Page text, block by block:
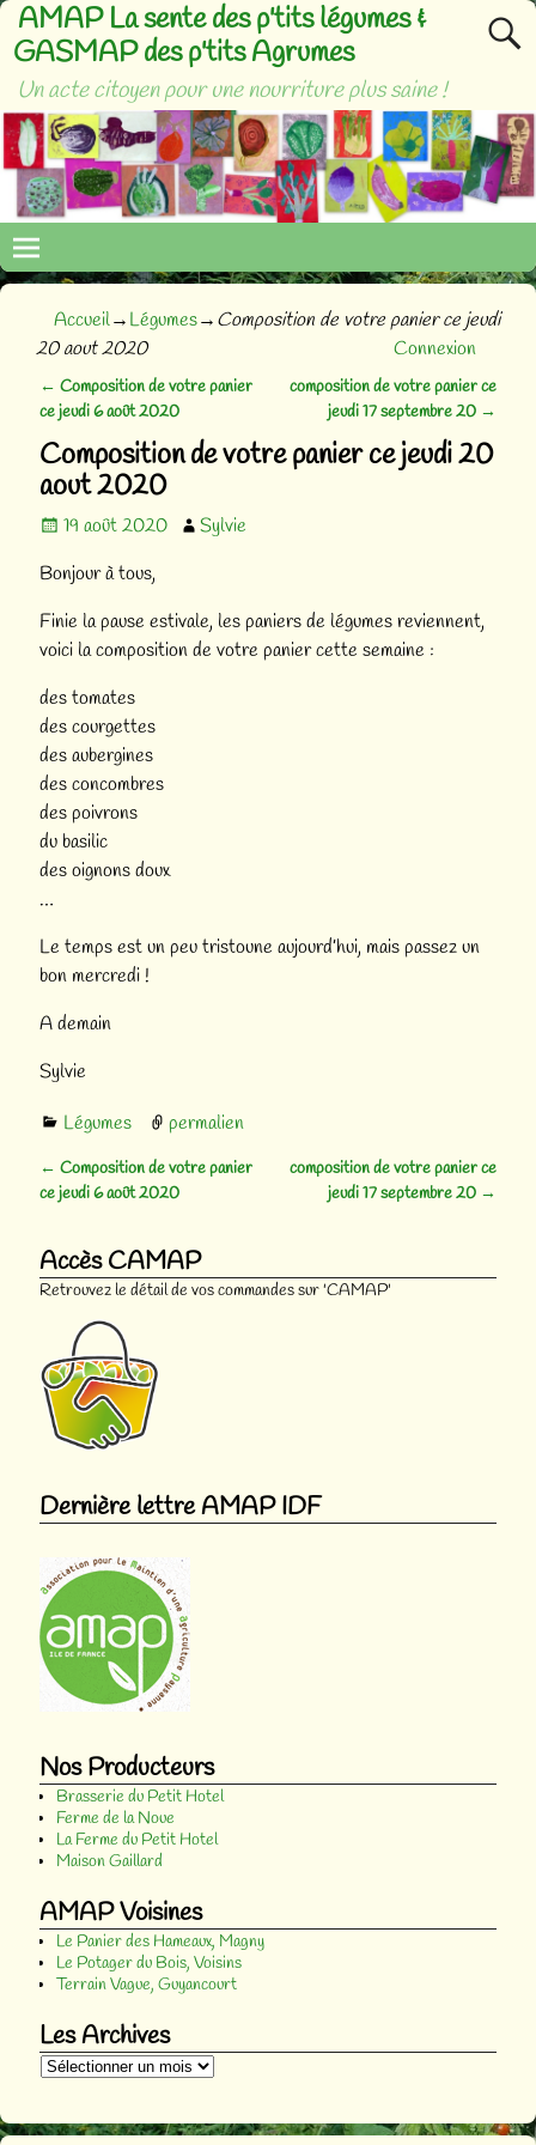
AMAP La sente des p'tits légumes &
GASMAP des p'tits Agrumes
Un acte citoyen pour une nourriture plus saine !
Accueil→Légumes→Composition de votre panier ce jeudi
20 aout 2020
Connexion
Navigation des articles
← Composition de votre panier
ce jeudi 6 août 2020
composition de votre panier ce
jeudi 17 septembre 20 →
Composition de votre panier ce jeudi 20
aout 2020
19 août 2020
Sylvie
Bonjour à tous,
Finie la pause estivale, les paniers de légumes reviennent,
voici la composition de votre panier cette semaine :
des tomates
des courgettes
des aubergines
des concombres
des poivrons
du basilic
des oignons doux
…
Le temps est un peu tristoune aujourd’hui, mais passez un
bon mercredi !
A demain
Sylvie
Légumes permalien
Navigation des articles
← Composition de votre panier
ce jeudi 6 août 2020
composition de votre panier ce
jeudi 17 septembre 20 →
Accès CAMAP
Retrouvez le détail de vos commandes sur 'CAMAP'
Dernière lettre AMAP IDF
Nos Producteurs
Brasserie du Petit Hotel
Ferme de la Noue
La Ferme du Petit Hotel
Maison Gaillard
AMAP Voisines
Le Panier des Hameaux, Magny
Le Potager du Bois, Voisins
Terrain Vague, Guyancourt
Les Archives